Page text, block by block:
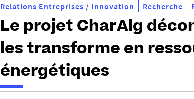
Relations Entreprises / Innovation Recherche
Le projet CharAlg
les transforme en
énergétiques